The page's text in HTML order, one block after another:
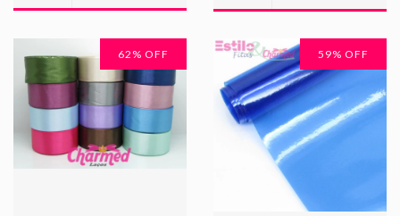
62 % OFF 59% OFF